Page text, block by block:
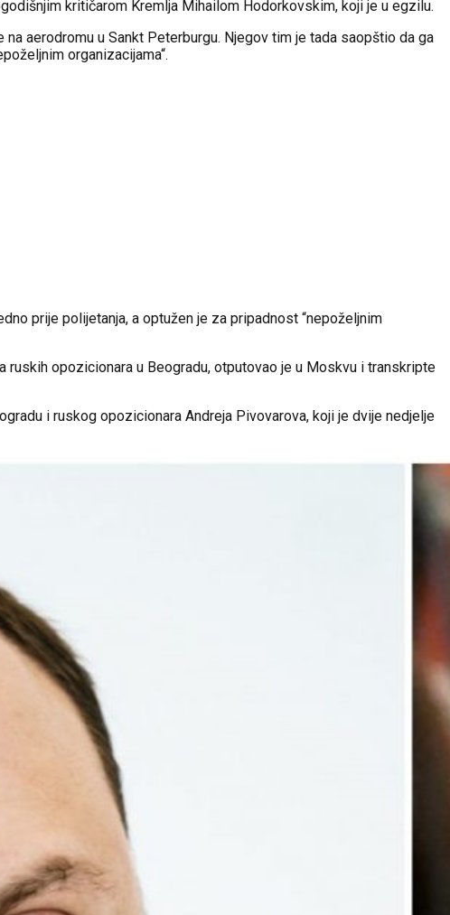
kritičarom Kremlja Mihailom Hodorkovskim, koji je u egzilu.
aerodromu u Sankt Peterburgu. Njegov tim je tada saopštio da ga
organizacijama“.
prije polijetanja, a optužen je za pripadnost “nepoželjnim
opozicionara u Beogradu, otputovao je u Moskvu i transkripte
i ruskog opozicionara Andreja Pivovarova, koji je dvije nedjelje